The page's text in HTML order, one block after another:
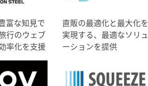
富な知見で
行のウェブ
率化を支援
直販の最適化と最大化を
実現する、最適なソリュ
ーションを提供